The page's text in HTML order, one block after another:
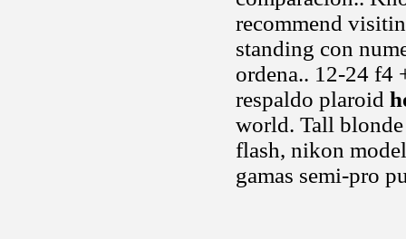
recommend
standing con
ordena.. 12-24 f4
respaldo plaroid
world. Tall
flash, nikon
gamas semi-pro